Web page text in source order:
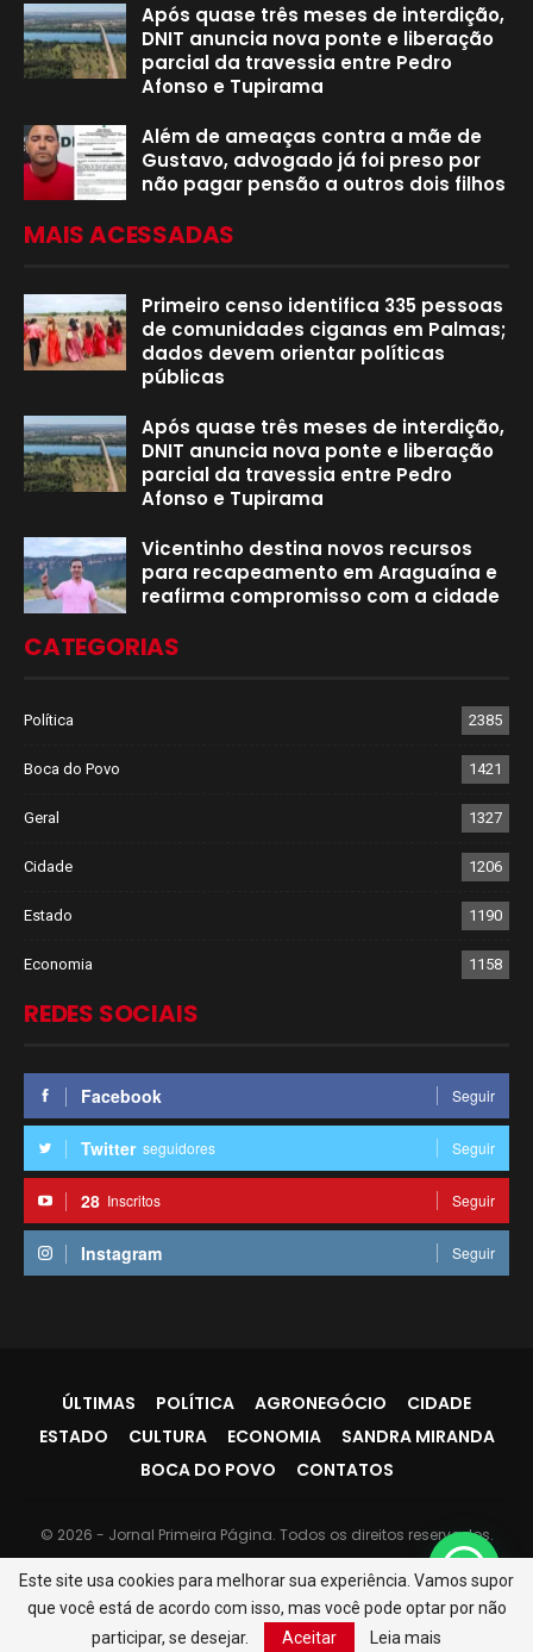
Após quase três meses de interdição,
DNIT anuncia nova ponte e liberação
parcial da travessia entre Pedro
Afonso e Tupirama
Além de ameaças contra a mãe de
Gustavo, advogado já foi preso por
não pagar pensão a outros dois filhos
MAIS ACESSADAS
Primeiro censo identifica 335 pessoas
de comunidades ciganas em Palmas;
dados devem orientar políticas
públicas
Após quase três meses de interdição,
DNIT anuncia nova ponte e liberação
parcial da travessia entre Pedro
Afonso e Tupirama
Vicentinho destina novos recursos
para recapeamento em Araguaína e
reafirma compromisso com a cidade
CATEGORIAS
Política 2385
Boca do Povo 1421
Geral 1327
Cidade 1206
Estado 1190
Economia 1158
REDES SOCIAIS
Facebook Seguir
Twitter seguidores Seguir
28 Inscritos Seguir
Instagram Seguir
ÚLTIMAS POLÍTICA AGRONEGÓCIO
CIDADE
ESTADO
CULTURA ECONOMIA
SANDRA MIRANDA
BOCA DO POVO
CONTATOS
© 2026 - Jornal Primeira Página. Todos os direitos reservados.
Este site usa cookies para melhorar sua experiência. Vamos supor
que você está de acordo com isso, mas você pode optar por não
participar, se desejar.
Aceitar Leia mais